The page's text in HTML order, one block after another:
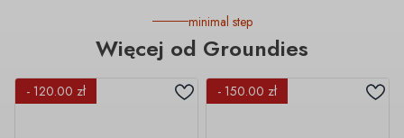
minimal step
Więcej od Groundies
- 120.00 zł - 150.00 zł